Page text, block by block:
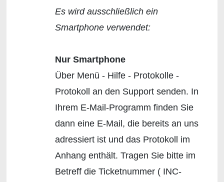
Es wird ausschließlich ein
Smartphone verwendet:
Nur Smartphone
Über Menü - Hilfe - Protokolle -
Protokoll an den Support senden. In
Ihrem E-Mail-Programm finden Sie
dann eine E-Mail, die bereits an uns
adressiert ist und das Protokoll im
Anhang enthält. Tragen Sie bitte im
Betreff die Ticketnummer ( INC-